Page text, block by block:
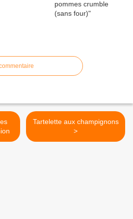
Tartelette aux champignons
>